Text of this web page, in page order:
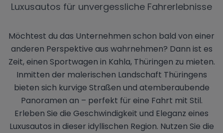
Luxusautos für unvergessliche Fahrerlebnisse
Möchtest du das Unternehmen schon bald von einer
anderen Perspektive aus wahrnehmen? Dann ist es
Zeit, einen Sportwagen in Kahla, Thüringen zu mieten.
Inmitten der malerischen Landschaft Thüringens
bieten sich kurvige Straßen und atemberaubende
Panoramen an – perfekt für eine Fahrt mit Stil.
Erleben Sie die Geschwindigkeit und Eleganz eines
Luxusautos in dieser idyllischen Region. Nutzen Sie die